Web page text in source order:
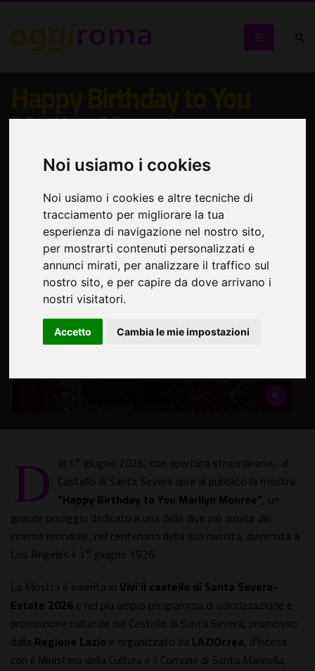
Noi usiamo i cookies
Noi usiamo i cookies e altre tecniche di
tracciamento per migliorare la tua
esperienza di navigazione nel nostro sito,
per mostrarti contenuti personalizzati e
annunci mirati, per analizzare il traffico sul
nostro sito, e per capire da dove arrivano i
nostri visitatori.
Accetto Cambia le mie impostazioni
Marilyn Monroe
Omaggio a una delle dive più iconiche del cinema mondiale,
nel centenario della sua nascita
D al 1° giugno 2026, con apertura straordinaria, al
Castello di Santa Severa apre al pubblico la mostra
"Happy Birthday to You Marilyn Monroe", un
grande omaggio dedicato a una delle dive più amate del
cinema mondiale, nel centenario della sua nascita, avvenuta a
Los Angeles il 1° giugno 1926.
La Mostra è inserita in Vivi il castello di Santa Severa-
Estate 2026 e nel più ampio programma di valorizzazione e
promozione culturale del Castello di Santa Severa, promosso
dalla Regione Lazio e organizzato da LAZIOcrea, d'intesa
con il Ministero della Cultura e il Comune di Santa Marinella,